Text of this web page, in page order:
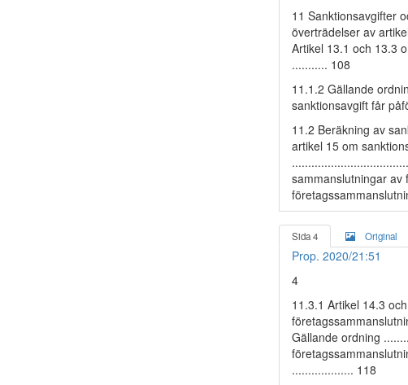
11 Sanktionsavgifter
överträdelser av
Artikel 13.1 och 13.3
........... 108
11.1.2 Gällande
sanktionsavgift får
11.2 Beräkning av
artikel 15 om
sammanslutningar av
Sida 4 Original
Prop. 2020/21:51
4
11.3.1 Artikel 14.3
Gällande ordning
................... 118